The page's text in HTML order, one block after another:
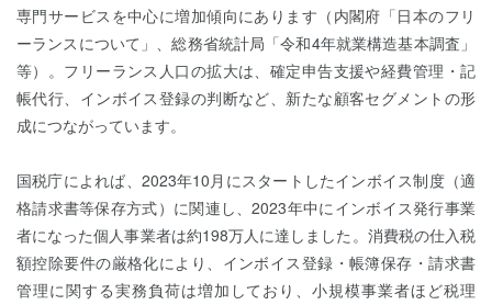
専門サービスを中心に増加傾向にあります（内閣府「日本のフリ
ーランスについて」、総務省統計局「令和4年就業構造基本調査」
等）。フリーランス人口の拡大は、確定申告支援や経費管理・記
帳代行、インボイス登録の判断など、新たな顧客セグメントの形
成につながっています。
国税庁によれば、2023年10月にスタートしたインボイス制度（適
格請求書等保存方式）に関連し、2023年中にインボイス発行事業
者になった個人事業者は約198万人に達しました。消費税の仕入税
額控除要件の厳格化により、インボイス登録・帳簿保存・請求書
管理に関する実務負荷は増加しており、小規模事業者ほど税理